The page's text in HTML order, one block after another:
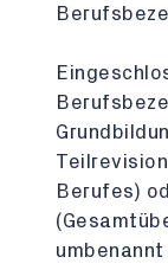
Berufes)